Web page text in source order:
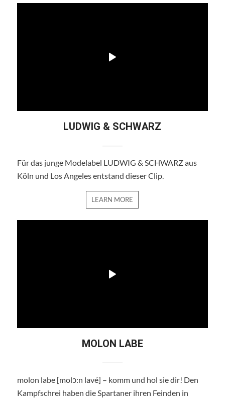
LUDWIG & SCHWARZ
Für das junge Modelabel LUDWIG & SCHWARZ aus
Köln und Los Angeles entstand dieser Clip.
LEARN MORE
MOLON LABE
molon labe [molͻ:n lavé] – komm und hol sie dir! Den
Kampfschrei haben die Spartaner ihren Feinden in